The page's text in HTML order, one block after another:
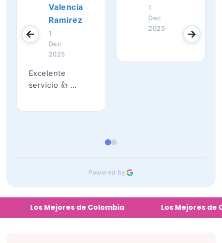
Valencia
Ramirez
1
Dec
2025
Excelente
servicio 👍 …
1
Dec
2025
Powered by
Los Mejores de Colombia Los Mejores de